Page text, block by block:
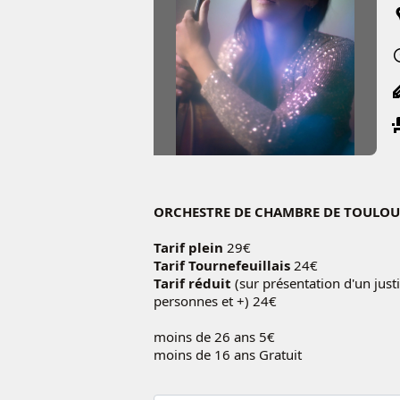
ORCHESTRE DE CHAMBRE DE
Tarif plein 29€
Tarif Tournefeuillais 24€
Tarif réduit (sur présentation d'un
personnes et +) 24€
moins de 26 ans 5€
moins de 16 ans Gratuit